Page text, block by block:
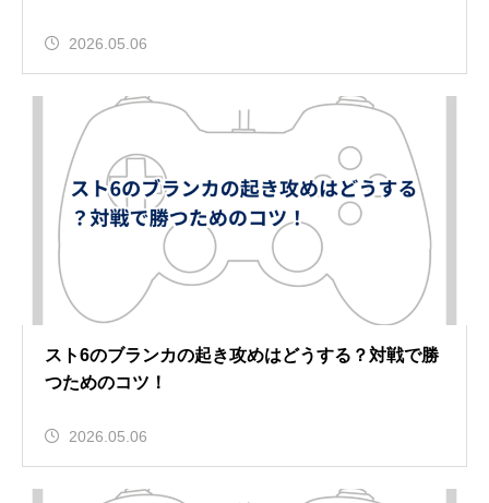
2026.05.06
スト6のブランカの起き攻めはどうする？対戦で勝
つためのコツ！
2026.05.06